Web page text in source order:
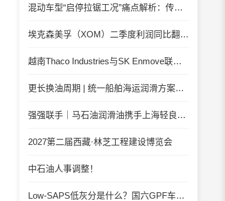
混动车型“启停拉锯工况”痛点解析：传统机油为何频繁出现油泥堆积？
埃克森美孚（XOM）二季度利润同比翻倍 创2022年以来新高
越南Thaco Industries与SK Enmove联手合作润滑油
更长换油周期 | 统一船舶海运润滑方案与你并肩征服海况运维考验
强强联手｜马石油润滑油携手上海轻良，共筑造纸装备润滑新生态
2027第二届西藏·林芝工程建设博览会
中石油人事调整！
Low-SAPS低灰分是什么？国六GPF车辆为什么必须用低灰油